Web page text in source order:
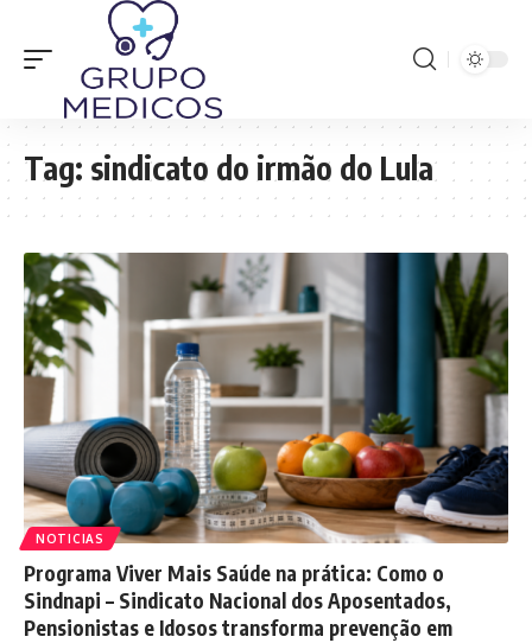
Tag: sindicato do irmão do Lula
NOTICIAS
Programa Viver Mais Saúde na prática: Como o
Sindnapi – Sindicato Nacional dos Aposentados,
Pensionistas e Idosos transforma prevenção em